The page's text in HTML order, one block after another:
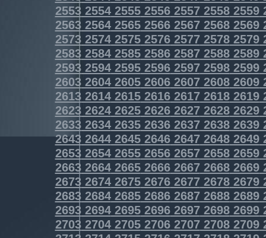
2553255425552556255725582559
2563256425652566256725682569
2573257425752576257725782579
2583258425852586258725882589
2593259425952596259725982599
2603260426052606260726082609
2613261426152616261726182619
2623262426252626262726282629
2633263426352636263726382639
2643264426452646264726482649
2653265426552656265726582659
2663266426652666266726682669
2673267426752676267726782679
2683268426852686268726882689
2693269426952696269726982699
2703270427052706270727082709